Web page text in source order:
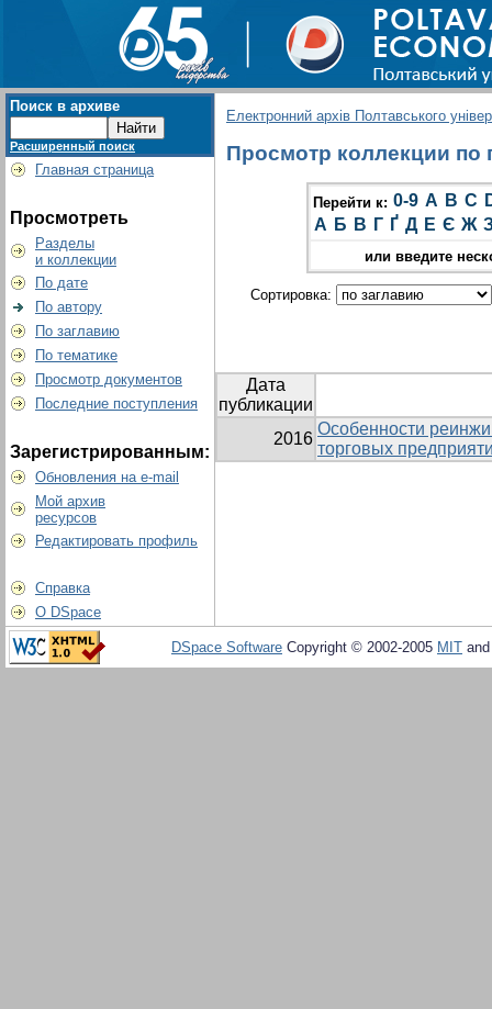
Поиск в архиве
Расширенный поиск
Главная страница
Просмотреть
Разделы
и коллекции
По дате
По автору
По заглавию
По тематике
Просмотр документов
Последние поступления
Зарегистрированным:
Обновления на e-mail
Мой архив
ресурсов
Редактировать профиль
Справка
О DSpace
Електронний архів Полтавського
Просмотр коллекции по
Перейти к: 0-9 A B C
А Б В Г Ґ Д Е Є Ж
или введите
Сортировка:
Дата
публикации
2016
Особенности
торговых
DSpace Software Copyright © 2002-2005 MIT